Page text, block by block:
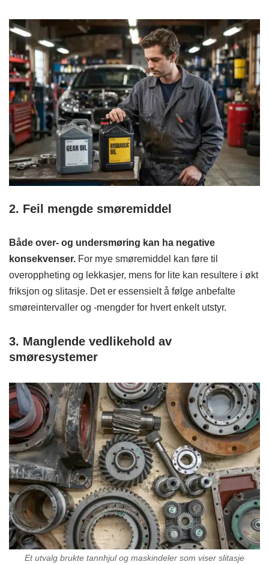
2. Feil mengde smøremiddel
Både over- og undersmøring kan ha negative
konsekvenser. For mye smøremiddel kan føre til
overoppheting og lekkasjer, mens for lite kan resultere i økt
friksjon og slitasje. Det er essensielt å følge anbefalte
smøreintervaller og -mengder for hvert enkelt utstyr.​
3. Manglende vedlikehold av
smøresystemer
Et utvalg brukte tannhjul og maskindeler som viser slitasje